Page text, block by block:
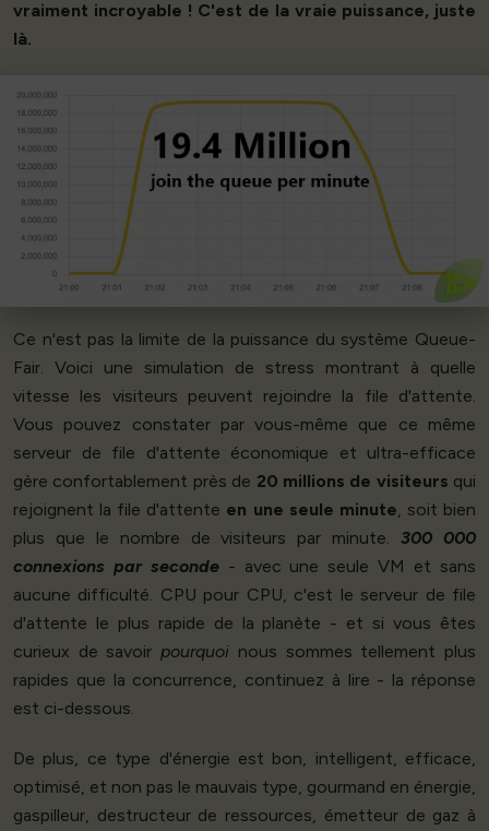
vraiment incroyable ! C'est de la vraie puissance, juste
là.
⧐
Cela représente plus de 300 000 personnes par
seconde dans la file d'attente
Commencez
Ce n'est pas la limite de la puissance du système Queue-
Fair. Voici une simulation de stress montrant à quelle
vitesse les visiteurs peuvent rejoindre la file d'attente.
Vous pouvez constater par vous-même que ce même
serveur de file d'attente économique et ultra-efficace
gère confortablement près de 20 millions de visiteurs qui
rejoignent la file d'attente en une seule minute, soit bien
plus que le nombre de visiteurs par minute. 300 000
connexions par seconde- avec une seule VM et sans
aucune difficulté. CPU pour CPU, c'est le serveur de file
d'attente le plus rapide de la planète - et si vous êtes
curieux de savoirpourquoi nous sommes tellement plus
rapides que la concurrence, continuez à lire - la réponse
est ci-dessous.
De plus, ce type d'énergie est bon, intelligent, efficace,
optimisé, et non pas le mauvais type, gourmand en énergie,
gaspilleur, destructeur de ressources, émetteur de gaz à